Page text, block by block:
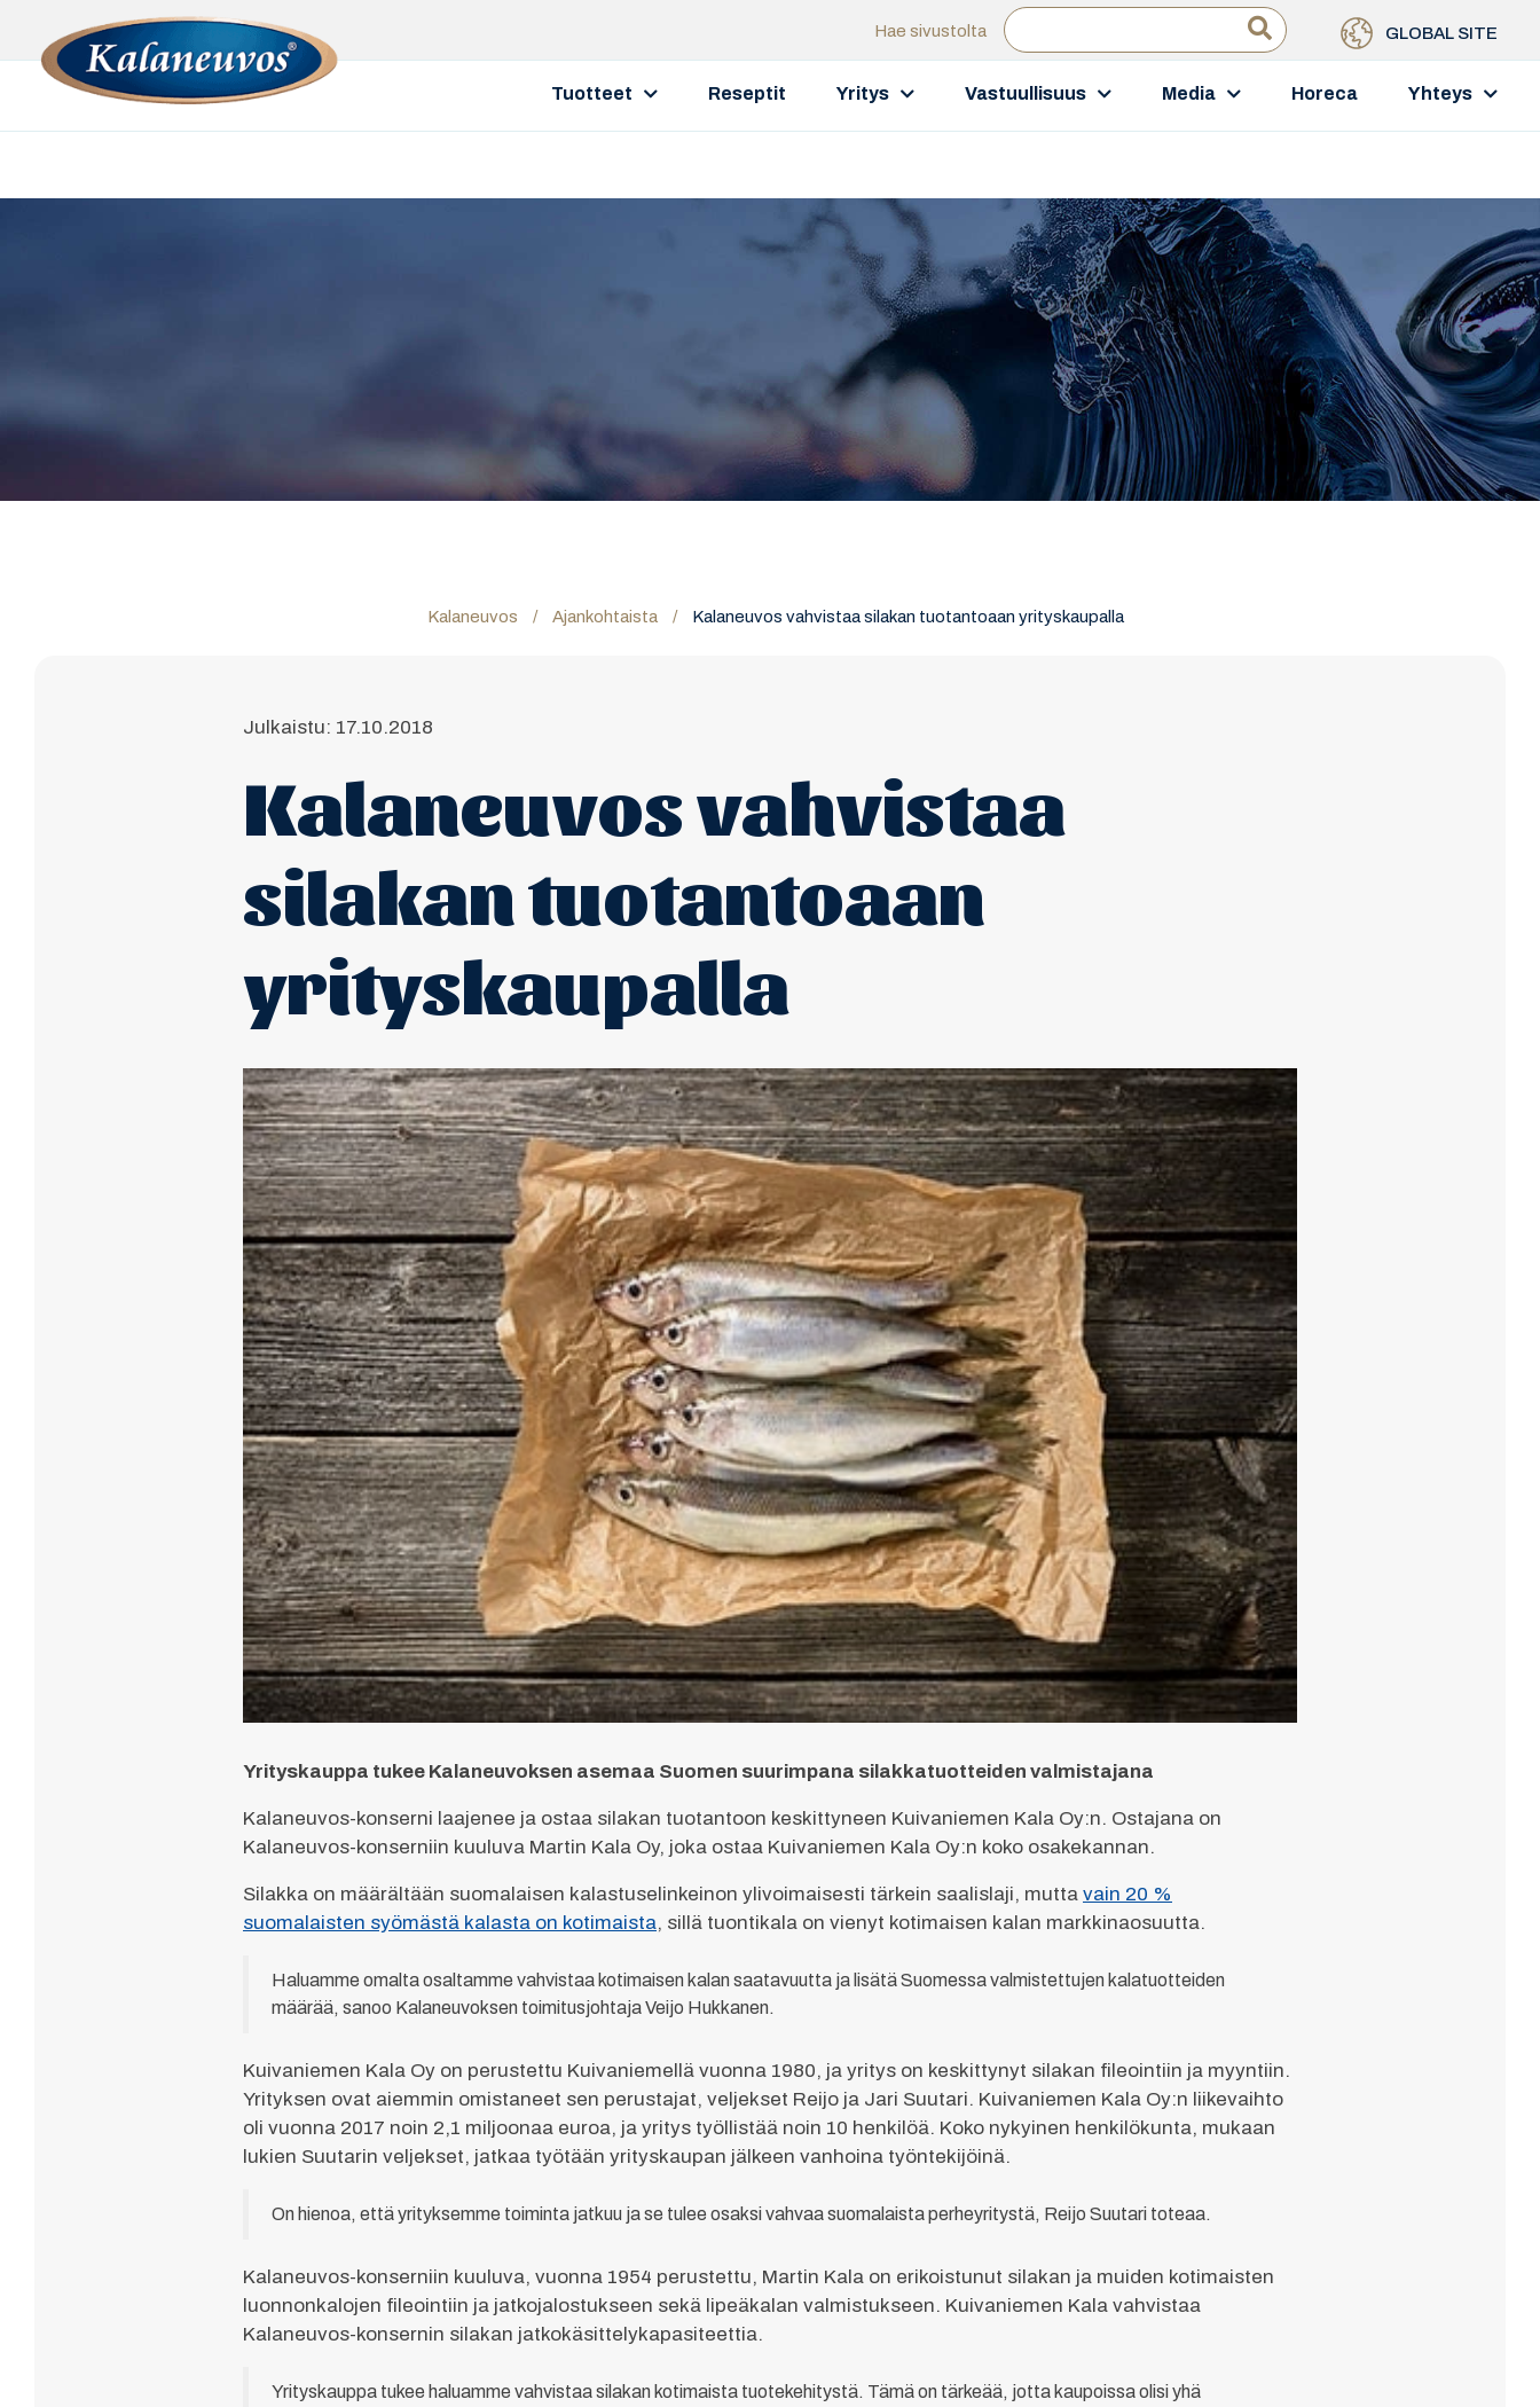
GLOBAL SITE
Hae sivustolta
Tuotteet Reseptit Yritys Vastuullisuus Media Horeca Yhteys
Kalaneuvos / Ajankohtaista / Kalaneuvos vahvistaa silakan tuotantoaan yrityskaupalla
Julkaistu: 17.10.2018
Kalaneuvos vahvistaa
silakan tuotantoaan
yrityskaupalla
Yrityskauppa tukee Kalaneuvoksen asemaa Suomen suurimpana silakkatuotteiden valmistajana
Kalaneuvos-konserni laajenee ja ostaa silakan tuotantoon keskittyneen Kuivaniemen Kala Oy:n. Ostajana on
Kalaneuvos-konserniin kuuluva Martin Kala Oy, joka ostaa Kuivaniemen Kala Oy:n koko osakekannan.
Silakka on määrältään suomalaisen kalastuselinkeinon ylivoimaisesti tärkein saalislaji, mutta vain 20 %
suomalaisten syömästä kalasta on kotimaista, sillä tuontikala on vienyt kotimaisen kalan markkinaosuutta.
Haluamme omalta osaltamme vahvistaa kotimaisen kalan saatavuutta ja lisätä Suomessa valmistettujen kalatuotteiden
määrää, sanoo Kalaneuvoksen toimitusjohtaja Veijo Hukkanen.
Kuivaniemen Kala Oy on perustettu Kuivaniemellä vuonna 1980, ja yritys on keskittynyt silakan fileointiin ja myyntiin.
Yrityksen ovat aiemmin omistaneet sen perustajat, veljekset Reijo ja Jari Suutari. Kuivaniemen Kala Oy:n liikevaihto
oli vuonna 2017 noin 2,1 miljoonaa euroa, ja yritys työllistää noin 10 henkilöä. Koko nykyinen henkilökunta, mukaan
lukien Suutarin veljekset, jatkaa työtään yrityskaupan jälkeen vanhoina työntekijöinä.
On hienoa, että yrityksemme toiminta jatkuu ja se tulee osaksi vahvaa suomalaista perheyritystä, Reijo Suutari toteaa.
Kalaneuvos-konserniin kuuluva, vuonna 1954 perustettu, Martin Kala on erikoistunut silakan ja muiden kotimaisten
luonnonkalojen fileointiin ja jatkojalostukseen sekä lipeäkalan valmistukseen. Kuivaniemen Kala vahvistaa
Kalaneuvos-konsernin silakan jatkokäsittelykapasiteettia.
Yrityskauppa tukee haluamme vahvistaa silakan kotimaista tuotekehitystä. Tämä on tärkeää, jotta kaupoissa olisi yhä